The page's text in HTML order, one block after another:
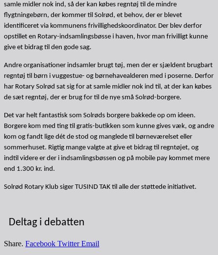
samle midler nok ind, så der kan købes regntøj til de mindre
flygtningebørn, der kommer til Solrød, et behov, der er blevet
identificeret via kommunens frivillighedskoordinator. Der blev derfor
opstillet en Rotary-indsamlingsbøsse i haven, hvor man frivilligt kunne
give et bidrag til den gode sag.
Andre organisationer indsamler brugt tøj, men der er sjældent brugbart
regntøj til børn i vuggestue- og børnehavealderen med i poserne. Derfor
har Rotary Solrød sat sig for at samle midler nok ind til, at der kan købes
de sæt regntøj, der er brug for til de nye små Solrød-borgere.
Det var helt fantastisk som Solrøds borgere bakkede op om ideen.
Borgere kom med ting til gratis-butikken som kunne gives væk, og andre
kom og fandt lige dét de stod og manglede til børneværelset eller
sommerhuset. Rigtig mange valgte at give et bidrag til regntøjet, og
indtil videre er der i indsamlingsbøssen og på mobile pay kommet mere
end 1.300 kr. ind.
Solrød Rotary Klub siger TUSIND TAK til alle der støttede initiativet.
Deltag i debatten
Share. Facebook Twitter Email